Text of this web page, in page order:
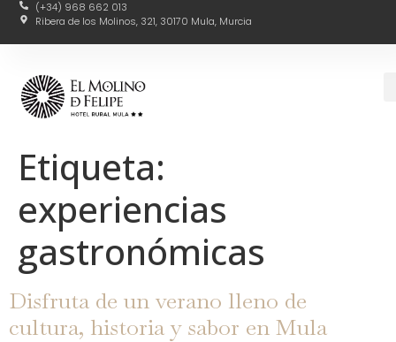
(+34) 968 662 013
Ribera de los Molinos, 321, 30170 Mula, Murcia
Etiqueta:
experiencias
gastronómicas
Disfruta de un verano lleno de
cultura, historia y sabor en Mula